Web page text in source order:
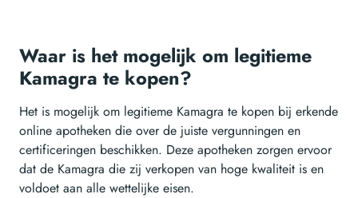
Waar is het mogelijk om legitieme
Kamagra te kopen?
Het is mogelijk om legitieme Kamagra te kopen bij erkende
online apotheken die over de juiste vergunningen en
certificeringen beschikken. Deze apotheken zorgen ervoor
dat de Kamagra die zij verkopen van hoge kwaliteit is en
voldoet aan alle wettelijke eisen.